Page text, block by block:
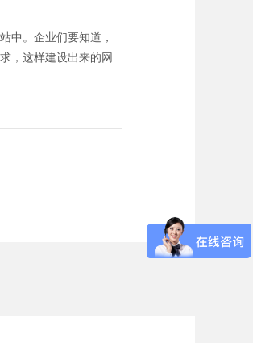
中。企业们要知道，
，这样建设出来的网